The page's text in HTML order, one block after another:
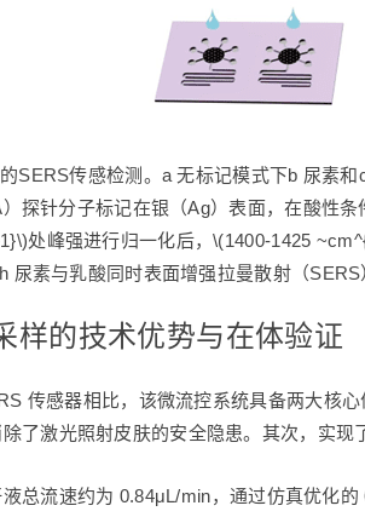
SERS传感检测。a 无标记模式下b 尿素
探针分子标记在银（Ag）表面，在酸性
处峰强进行归一化后，\(1400-1425
尿素与乳酸同时表面增强拉曼散射（
的技术优势与在体验证
传感器相比，该微流控系统具备两大核
了激光照射皮肤的安全隐患。其次，实
总流速约为 0.84μL/min，通过仿真优化